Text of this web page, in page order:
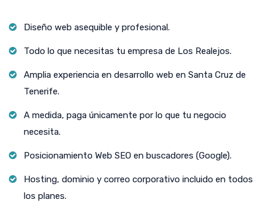
Diseño web asequible y profesional.
Todo lo que necesitas tu empresa de Los Realejos.
Amplia experiencia en desarrollo web en Santa Cruz de
Tenerife.
A medida, paga únicamente por lo que tu negocio
necesita.
Posicionamiento Web SEO en buscadores (Google).
Hosting, dominio y correo corporativo incluido en todos
los planes.